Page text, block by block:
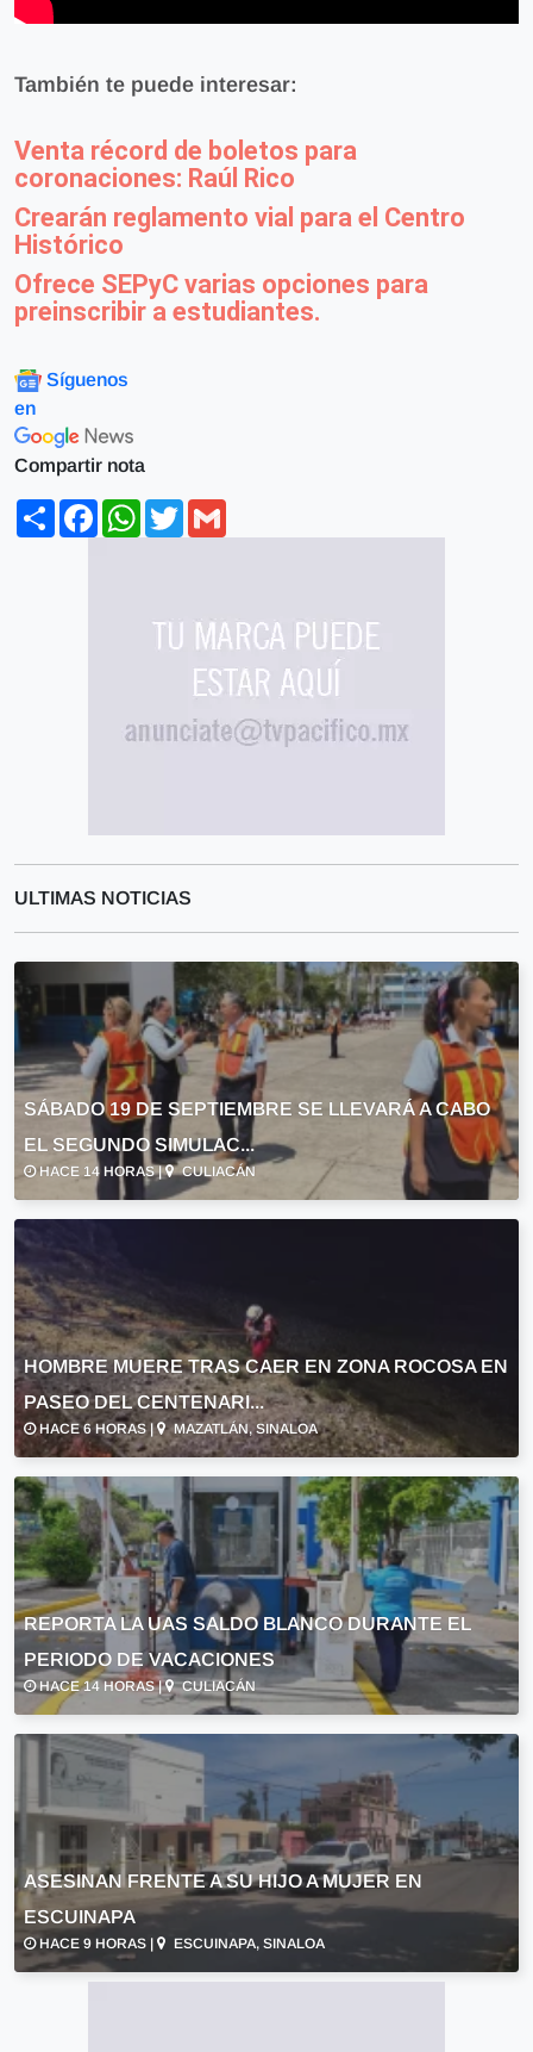
También te puede interesar:
Venta récord de boletos para
coronaciones: Raúl Rico
Crearán reglamento vial para el Centro
Histórico
Ofrece SEPyC varias opciones para
preinscribir a estudiantes.
Síguenos
en
Compartir nota
ShareFacebookWhatsApp
Twitter
ULTIMAS NOTICIAS
SÁBADO 19 DE SEPTIEMBRE SE LLEVARÁ A CABO
EL SEGUNDO SIMULAC...
HACE 14 HORAS | CULIACÁN
HOMBRE MUERE TRAS CAER EN ZONA ROCOSA EN
PASEO DEL CENTENARI...
HACE 6 HORAS | MAZATLÁN, SINALOA
REPORTA LA UAS SALDO BLANCO DURANTE EL
PERIODO DE VACACIONES
HACE 14 HORAS | CULIACÁN
ASESINAN FRENTE A SU HIJO A MUJER EN
ESCUINAPA
HACE 9 HORAS | ESCUINAPA, SINALOA